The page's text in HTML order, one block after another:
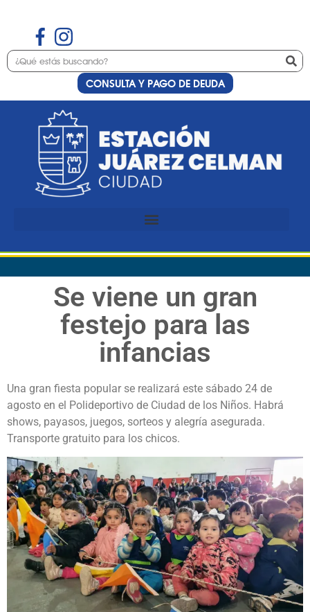
CONSULTA Y PAGO DE DEUDA
Se viene un gran
festejo para las
infancias
Una gran fiesta popular se realizará este sábado 24 de
agosto en el Polideportivo de Ciudad de los Niños. Habrá
shows, payasos, juegos, sorteos y alegría asegurada.
Transporte gratuito para los chicos.